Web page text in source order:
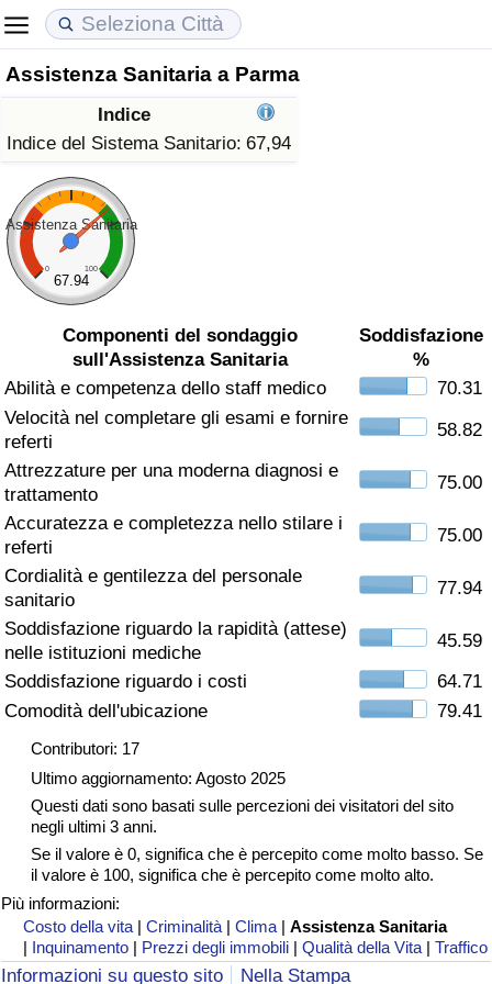
Assistenza Sanitaria a Parma
Indice
Indice del Sistema Sanitario: 67,94
Assistenza Sanitaria
0 100
67.94
Componenti del sondaggio
sull'Assistenza Sanitaria
Soddisfazione
%
Abilità e competenza dello staff medico
70.31
Velocità nel completare gli esami e fornire
referti
58.82
Attrezzature per una moderna diagnosi e
trattamento
75.00
Accuratezza e completezza nello stilare i
referti
75.00
Cordialità e gentilezza del personale
sanitario
77.94
Soddisfazione riguardo la rapidità (attese)
nelle istituzioni mediche
45.59
Soddisfazione riguardo i costi
64.71
Comodità dell'ubicazione
79.41
Contributori: 17
Ultimo aggiornamento: Agosto 2025
Questi dati sono basati sulle percezioni dei visitatori del sito
negli ultimi 3 anni.
Se il valore è 0, significa che è percepito come molto basso. Se
il valore è 100, significa che è percepito come molto alto.
Più informazioni:
Costo della vita |Criminalità |Clima |Assistenza Sanitaria
| Inquinamento | Prezzi degli immobili |Qualità della Vita |Traffico
Informazioni su questo sito Nella Stampa
Costo della vita
Indice Del Costo Della Vita (corrente)
Indice Del Costo Della Vita
Indice del Costo della Vita per Nazione
ad Aqaba
Prezzi degli immobili
Indice del Prezzo delle Case (Corrente)
Indice del Prezzo delle Case
Indice del Prezzo delle Case per Nazione
Qualità della Vita
Indice della Qualità della Vita
Indice della Qualità della Vita (Corrente)
Indice della qualità della vita per Paese
Criminalità
Indice del Tasso di Criminalità (Corrente)
Indice della Criminalità
Indice di criminalità per paese
Assistenza Sanitaria
Indice dell’Assistenza Sanitaria (Corrente)
Indice dell’Assistenza Sanitaria
Indice dell’Assistenza Sanitaria per
Inquinamento
Indice dell’Inquinamento (Corrente)
Indice di inquinamento
Indice dell’Inquinamento per Nazione